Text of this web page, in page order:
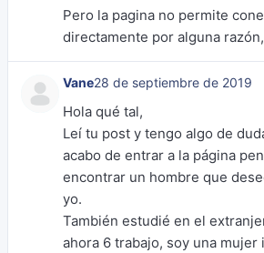
Pero la pagina no permite
directamente por alguna
Vane28 de septiembre de 2019
Hola qué tal,
Leí tu post y tengo algo de
acabo de entrar a la página
encontrar un hombre que
yo.
También estudié en el
ahora 6 trabajo, soy una